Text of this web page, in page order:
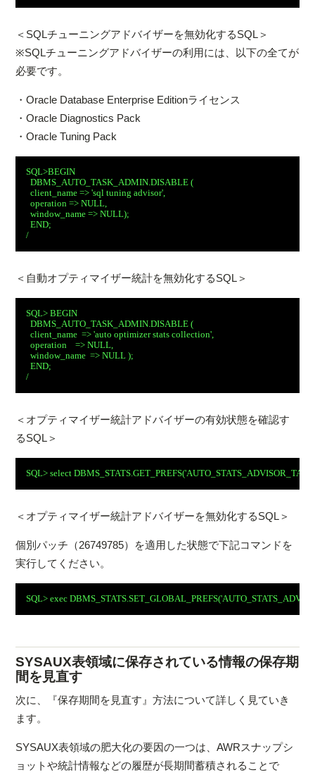
＜SQLチューニングアドバイザーを無効化するSQL＞
※SQLチューニングアドバイザーの利用には、以下の全てが
必要です。
・Oracle Database Enterprise Editionライセンス
・Oracle Diagnostics Pack
・Oracle Tuning Pack
SQL>BEGIN
  DBMS_AUTO_TASK_ADMIN.DISABLE (
  client_name => 'sql tuning advisor',
  operation => NULL,
  window_name => NULL);
  END;
/
＜自動オプティマイザー統計を無効化するSQL＞
SQL> BEGIN
  DBMS_AUTO_TASK_ADMIN.DISABLE (
  client_name  => 'auto optimizer stats collection',
  operation    => NULL,
  window_name  => NULL );
  END;
/
＜オプティマイザー統計アドバイザーの有効状態を確認す
るSQL＞
SQL> select
＜オプティマイザー統計アドバイザーを無効化するSQL＞
個別パッチ（26749785）を適用した状態で下記コマンドを
実行してください。
SQL> exec
SYSAUX表領域に保存されている情報の保存期
間を見直す
次に、『保存期間を見直す』方法について詳しく見ていき
ます。
SYSAUX表領域の肥大化の要因の一つは、AWRスナップシ
ョットや統計情報などの履歴が長期間蓄積されることで